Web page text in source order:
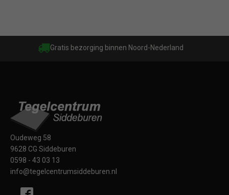
Gratis bezorging binnen Noord-Nederland
Oudeweg 58
9628 CG Siddeburen
0598 - 43 03 13
info@tegelcentrumsiddeburen.nl